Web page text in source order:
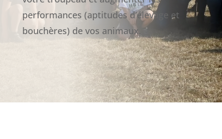
performances (aptitudes d’élevage et
bouchères) de vos animaux.